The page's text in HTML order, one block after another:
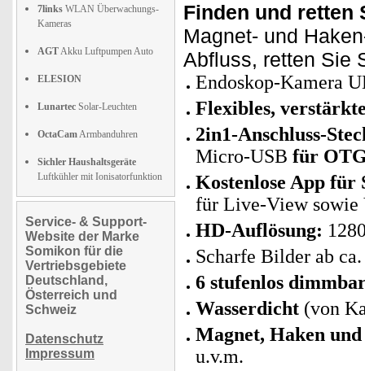
7links WLAN Überwachungs-
Kameras
AGTAkku Luftpumpen Auto
ELESION
Lunartec Solar-Leuchten
OctaCamArmbanduhren
Sichler Haushaltsgeräte
Luftkühler mit Ionisatorfunktion
Service- & Support-
Website der Marke
Somikon für die
Vertriebsgebiete
Deutschland,
Österreich und
Schweiz
Datenschutz
Impressum
Finden und retten
Magnet- und
Abfluss, retten Sie
Endoskop-Kamera
Flexibles,
2in1-Anschluss-
Micro-USB für
Kostenlose App für
für Live-View sowie
HD-Auflösung:
Scharfe Bilder ab
6 stufenlos
Wasserdicht (von
Magnet, Haken und
u.v.m.